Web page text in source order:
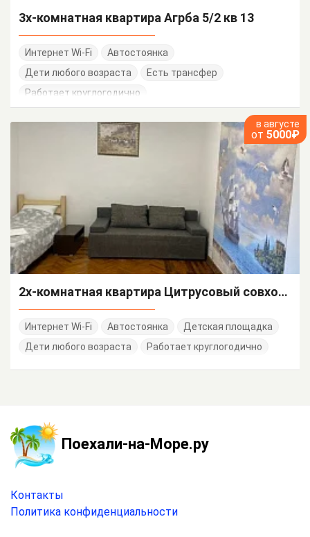
3х-комнатная квартира Агрба 5/2 кв 13
Интернет Wi-Fi
Автостоянка
Дети любого возраста
Есть трансфер
Работает круглогодично
в августе
от 5000₽
2х-комнатная квартира Цитрусовый совхоз 7 кв 90
Интернет Wi-Fi Автостоянка
Детская площадка
Дети любого возраста
Работает круглогодично
Поехали-на-Море.ру
Контакты
Политика конфиденциальности